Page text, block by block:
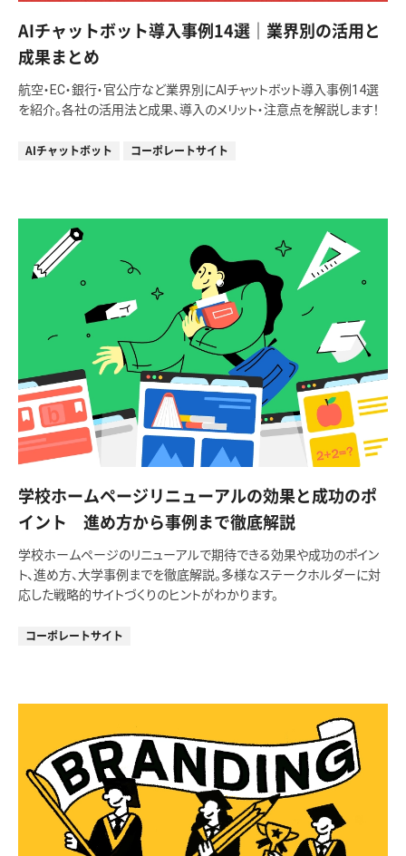
AIチャットボット導入事例14選｜業界別の活用と
成果まとめ
航空・EC・銀行・官公庁など業界別にAIチャットボット導入事例14選
を紹介。各社の活用法と成果、導入のメリット・注意点を解説します！
AIチャットボット コーポレートサイト
学校ホームページリニューアルの効果と成功のポ
イント 進め方から事例まで徹底解説
学校ホームページのリニューアルで期待できる効果や成功のポイン
ト、進め方、大学事例までを徹底解説。多様なステークホルダーに対
応した戦略的サイトづくりのヒントがわかります。
コーポレートサイト